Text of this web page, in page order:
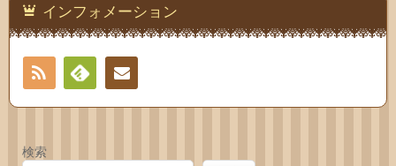
インフォメーション
RSS
Feedlyお問
検索